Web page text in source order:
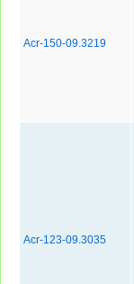
Acr-150-09.3219
Acr-123-09.3035